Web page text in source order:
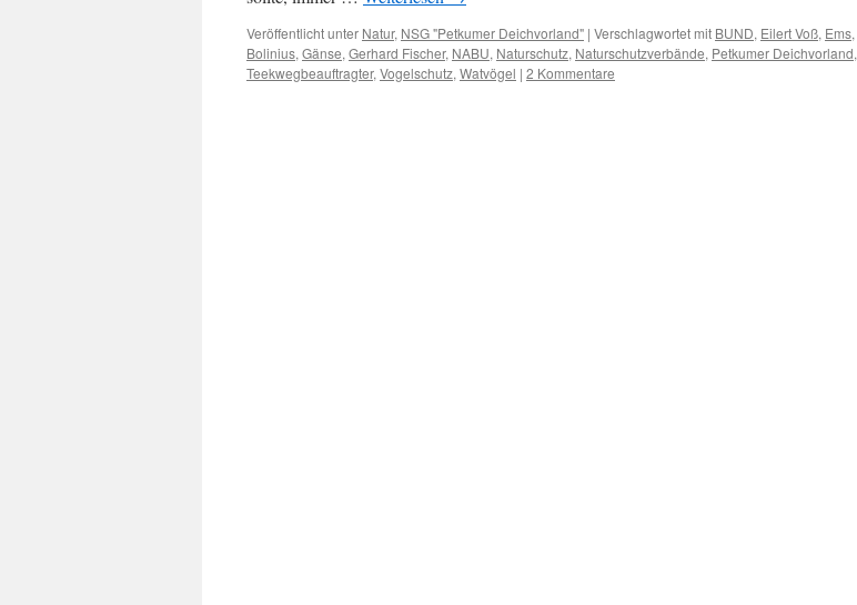
Veröffentlicht unter Natur, NSG "Petkumer Deichvorland" | Verschlagwortet mit BUND, Eilert Voß, Ems,
Bolinius, Gänse, Gerhard Fischer, NABU, Naturschutz, Naturschutzverbände, Petkumer Deichvorland,
Teekwegbeauftragter, Vogelschutz, Watvögel | 2 Kommentare